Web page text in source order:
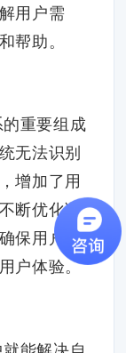
用户需
帮助。
重要组成
无法识别
增加了用
断优化语
保用户能
户体验。